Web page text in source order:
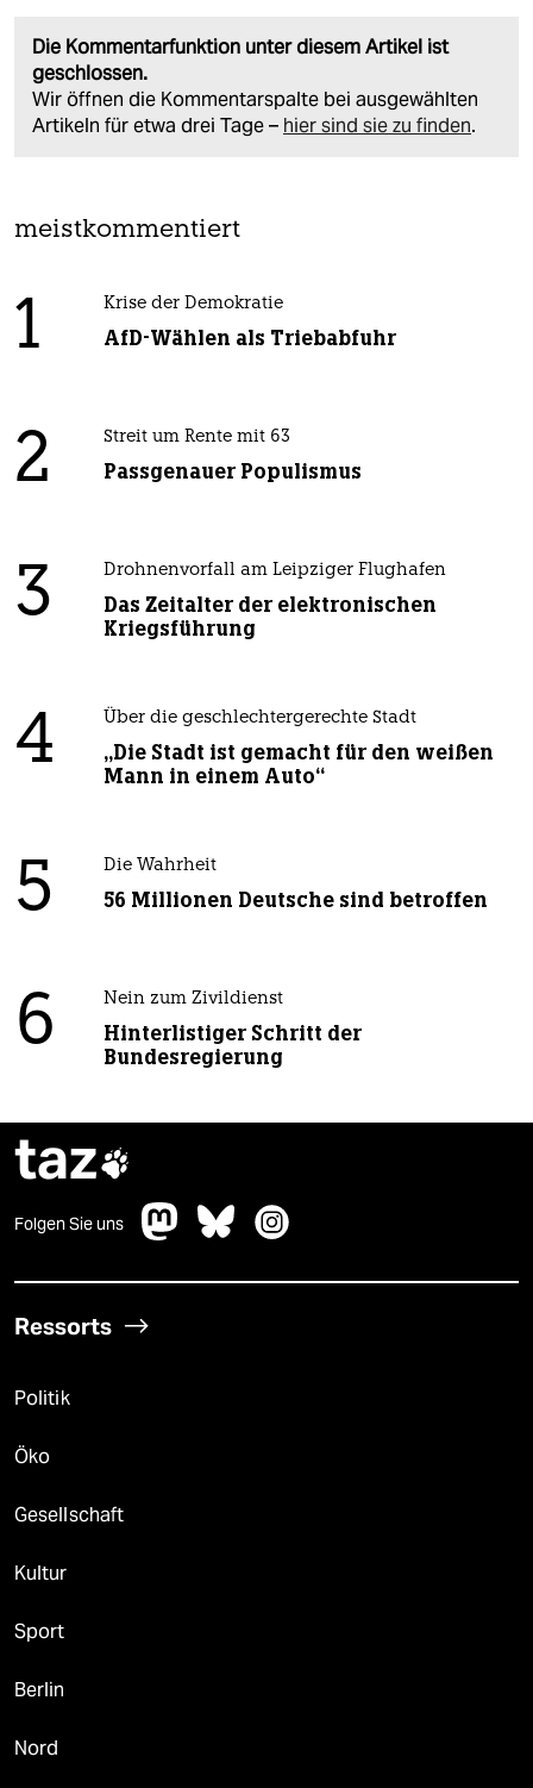
Die Kommentarfunktion unter diesem Artikel ist
geschlossen.
Wir öffnen die Kommentarspalte bei ausgewählten
Artikeln für etwa drei Tage – hier sind sie zu finden.
meistkommentiert
1 Krise der Demokratie
AfD-Wählen als Triebabfuhr
2 Streit um Rente mit 63
Passgenauer Populismus
3 Drohnenvorfall am Leipziger Flughafen
Das Zeitalter der elektronischen
Kriegsführung
4 Über die geschlechtergerechte Stadt
„Die Stadt ist gemacht für den weißen
Mann in einem Auto“
5 Die Wahrheit
56 Millionen Deutsche sind betroffen
6 Nein zum Zivildienst
Hinterlistiger Schritt der
Bundesregierung
taz
Folgen Sie uns
Ressorts
Politik
Öko
Gesellschaft
Kultur
Sport
Berlin
Nord